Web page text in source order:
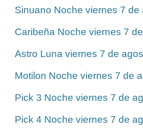
Sinuano Noche viernes 7 de
Caribeña Noche viernes 7
Astro Luna viernes 7 de
Motilon Noche viernes 7 de
Pick 3 Noche viernes 7 de
Pick 4 Noche viernes 7 de